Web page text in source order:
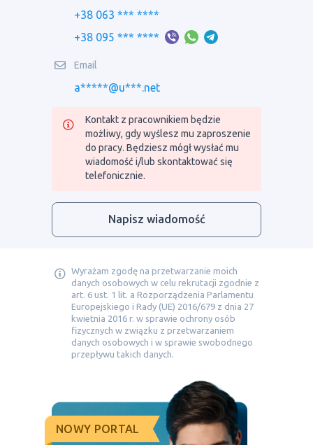
+38 063 *** ****
+38 095 *** ****
Email
a*****@u***.net
Kontakt z pracownikiem będzie
możliwy, gdy wyślesz mu zaproszenie
do pracy. Będziesz mógł wysłać mu
wiadomość i/lub skontaktować się
telefonicznie.
Napisz wiadomość
Wyrażam zgodę na przetwarzanie moich
danych osobowych w celu rekrutacji zgodnie z
art. 6 ust. 1 lit. a Rozporządzenia Parlamentu
Europejskiego i Rady (UE) 2016/679 z dnia 27
kwietnia 2016 r. w sprawie ochrony osób
fizycznych w związku z przetwarzaniem
danych osobowych i w sprawie swobodnego
przepływu takich danych.
NOWY PORTAL